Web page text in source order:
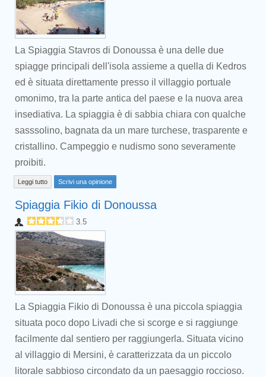
La Spiaggia Stavros di Donoussa è una delle due
spiagge principali dell'isola assieme a quella di Kedros
ed è situata direttamente presso il villaggio portuale
omonimo, tra la parte antica del paese e la nuova area
insediativa. La spiaggia è di sabbia chiara con qualche
sasssolino, bagnata da un mare turchese, trasparente e
cristallino. Campeggio e nudismo sono severamente
proibiti.
Leggi tutto Scrivi una opinione
Spiaggia Fikio di Donoussa
3.5
La Spiaggia Fikio di Donoussa è una piccola spiaggia
situata poco dopo Livadi che si scorge e si raggiunge
facilmente dal sentiero per raggiungerla. Situata vicino
al villaggio di Mersini, è caratterizzata da un piccolo
litorale sabbioso circondato da un paesaggio roccioso.